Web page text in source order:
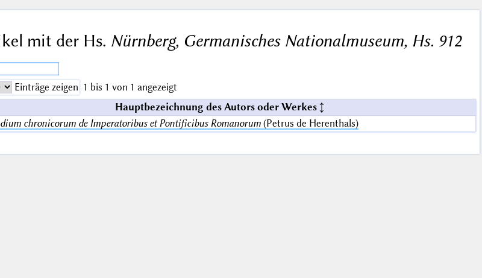
mit der Hs. Nürnberg, Germanisches Nationalmuseum, Hs. 912
Einträge zeigen 1 bis 1 von 1 angezeigt
Hauptbezeichnung des Autors oder Werkes
chronicorum de Imperatoribus et Pontificibus Romanorum(Petrus de Herenthals)